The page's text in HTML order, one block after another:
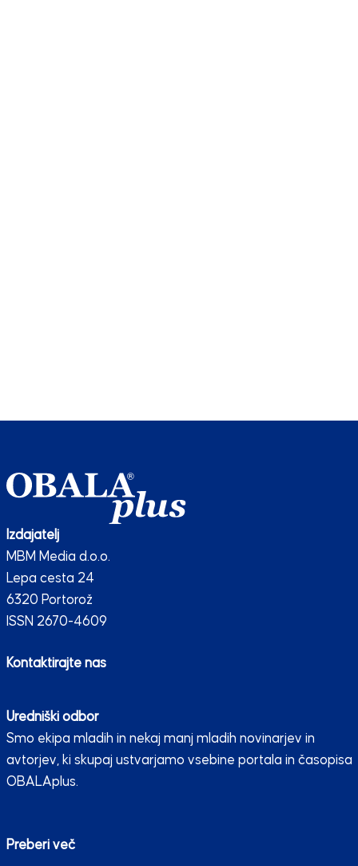
Izdajatelj
MBM Media d.o.o.
Lepa cesta 24
6320 Portorož
ISSN 2670-4609
Kontaktirajte nas
Uredniški odbor
Smo ekipa mladih in nekaj manj mladih novinarjev in
avtorjev, ki skupaj ustvarjamo vsebine portala in časopisa
OBALAplus.
Preberi več